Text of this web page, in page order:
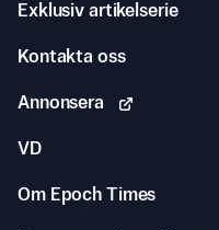
Exklusiv artikelserie
Kontakta oss
Annonsera
VD
Om Epoch Times